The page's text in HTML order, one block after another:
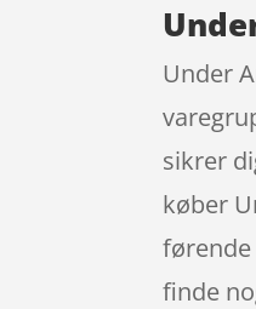
Under
sikrer
køber
finde